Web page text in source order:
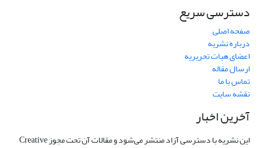
دسترسی سریع
صفحه اصلی
درباره نشریه
اعضای هیات تحریریه
ارسال مقاله
تماس با ما
نقشه سایت
آخرین اخبار
این نشریه با دسترسی آزاد منتشر می‌شود و مقالات آن تحت مجوز Creative